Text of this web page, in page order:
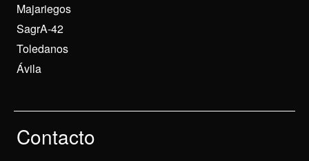
Majariegos
SagrA-42
Toledanos
Ávila
Contacto